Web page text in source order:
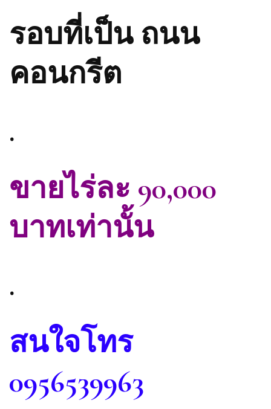
รอบที่เป็น ถนน
คอนกรีต
.
ขายไร่ละ 90,000
บาทเท่านั้น
.
สนใจโทร
0956539963